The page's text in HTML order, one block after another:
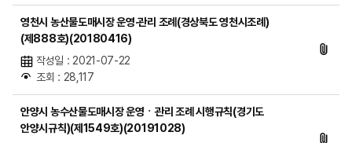
영천시 농산물도매시장 운영·관리 조례(경상북도 영천시조례)
(제888호)(20180416)
작성일 : 2021-07-22
조회 : 28,117
안양시 농수산물도매시장 운영ㆍ관리 조례 시행규칙(경기도
안양시규칙)(제1549호)(20191028)